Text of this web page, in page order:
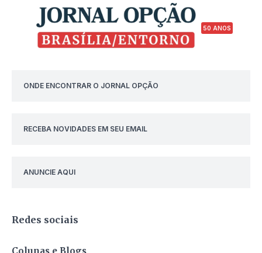
50 ANOS
ONDE ENCONTRAR O JORNAL OPÇÃO
RECEBA NOVIDADES EM SEU EMAIL
ANUNCIE AQUI
Redes sociais